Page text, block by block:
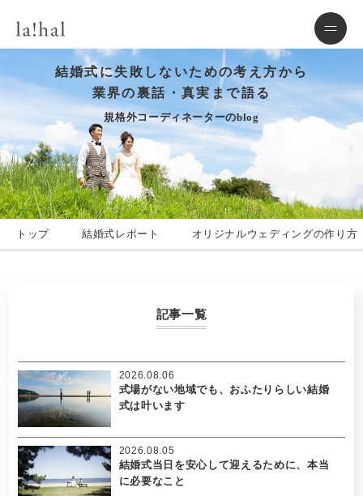
結婚式に失敗しないための考え方から
業界の裏話・真実まで語る
規格外コーディネーターのblog
トップ 結婚式レポート オリジナルウェディングの作り方
記事一覧
式場がない地域でも、おふたりらしい結婚
式は叶います
2026.08.06
結婚式当日を安心して迎えるために、本当
に必要なこと
2026.08.05